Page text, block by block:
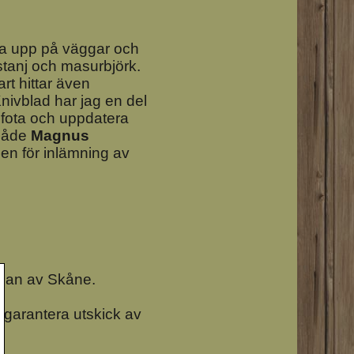
upp på väggar och
och masurbjörk.
hittar även
har jag en del
och uppdatera
Magnus
för inlämning av
av Skåne.
utskick av